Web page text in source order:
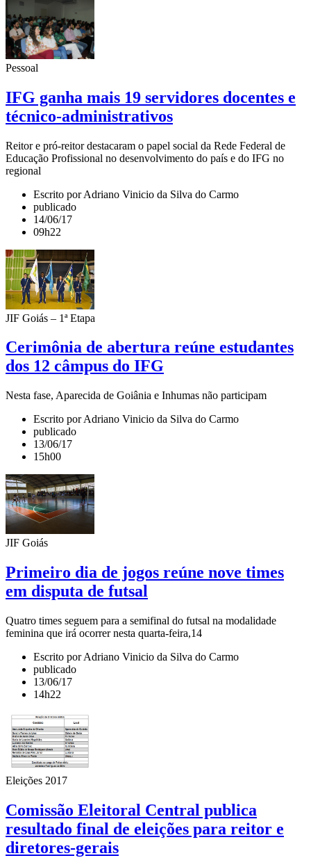
Pessoal
IFG ganha mais 19 servidores docentes e
técnico-administrativos
Reitor e pró-reitor destacaram o papel social da Rede Federal de
Educação Profissional no desenvolvimento do país e do IFG no
regional
Escrito por Adriano Vinicio da Silva do Carmo
publicado
14/06/17
09h22
JIF Goiás – 1ª Etapa
Cerimônia de abertura reúne estudantes
dos 12 câmpus do IFG
Nesta fase, Aparecida de Goiânia e Inhumas não participam
Escrito por Adriano Vinicio da Silva do Carmo
publicado
13/06/17
15h00
JIF Goiás
Primeiro dia de jogos reúne nove times
em disputa de futsal
Quatro times seguem para a semifinal do futsal na modalidade
feminina que irá ocorrer nesta quarta-feira,14
Escrito por Adriano Vinicio da Silva do Carmo
publicado
13/06/17
14h22
Eleições 2017
Comissão Eleitoral Central publica
resultado final de eleições para reitor e
diretores-gerais